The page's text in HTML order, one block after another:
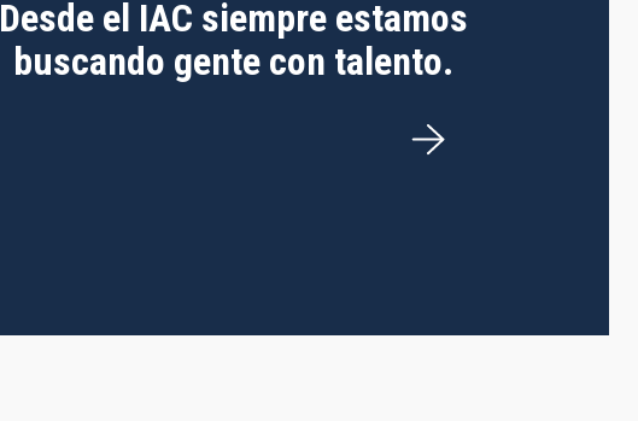
Desde el IAC siempre estamos
buscando gente con talento.